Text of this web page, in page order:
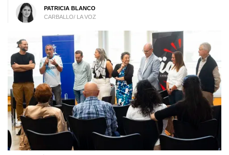
PATRICIA BLANCO
CARBALLO/ LA VOZ